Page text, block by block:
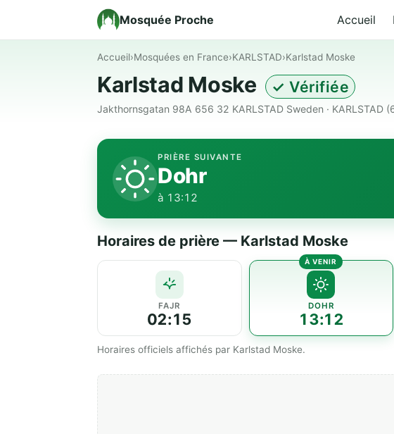
Mosquée Proche Accueil
Accueil›Mosquées en France›KARLSTAD›Karlstad Moske
Karlstad Moske ✓ Vérifiée
Jakthornsgatan 98A 656 32 KARLSTAD Sweden · KARLSTAD
PRIÈRE SUIVANTE
Dohr
à 13:12
Horaires de prière — Karlstad Moske
FAJR
02:15
DOHR
13:12
Horaires officiels affichés par Karlstad Moske.